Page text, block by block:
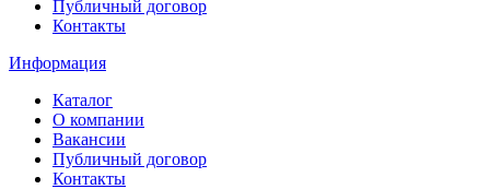
Публичный договор
Контакты
Информация
Каталог
О компании
Вакансии
Публичный договор
Контакты